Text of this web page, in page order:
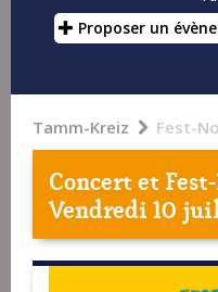
Proposer un
Tamm-Kreiz Fest-
Concert et
Vendredi 10